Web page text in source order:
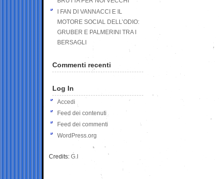
I FAN DI VANNACCI E IL
MOTORE SOCIAL DELL’ODIO:
GRUBER E PALMERINI TRA I
BERSAGLI
Commenti recenti
Log In
Accedi
Feed dei contenuti
Feed dei commenti
WordPress.org
Credits: G.I